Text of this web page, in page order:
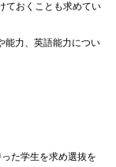
ておくことも求めてい
能力、英語能力につい
た学生を求め選抜を